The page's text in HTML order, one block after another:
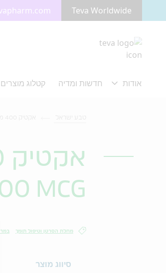
מעבר לתוכן המרכזי
Teva Worldwide
אקטיק 400 מק"ג
MCG
מחלת הסרטן וטיפול תומך
סיווג מוצר